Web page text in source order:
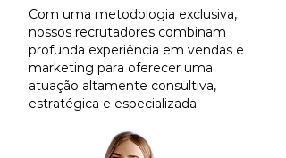
Com uma metodologia exclusiva,
nossos recrutadores combinam
profunda experiência em vendas e
marketing para oferecer uma
atuação altamente consultiva,
estratégica e especializada.